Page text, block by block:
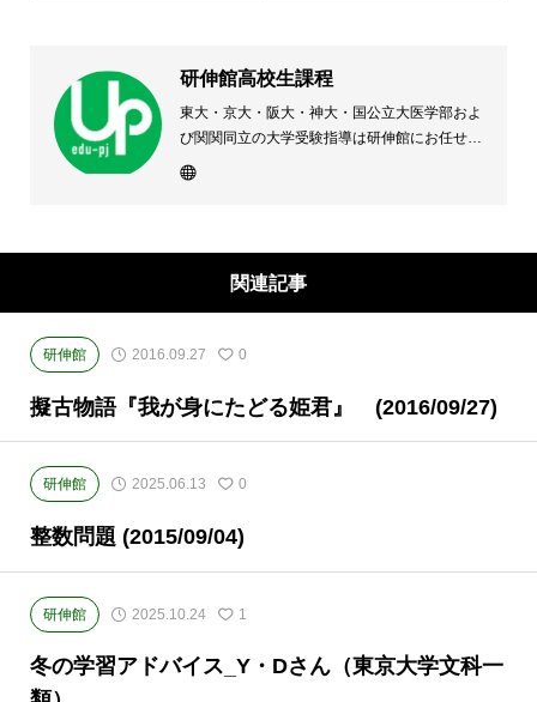
研伸館高校生課程
東大・京大・阪大・神大・国公立大医学部およ
び関関同立の大学受験指導は研伸館にお任せく
ださい。 大阪(上本町・天王寺・豊中)・兵庫
関連記事
研伸館 2016.09.27 0
擬古物語『我が身にたどる姫君』 (2016/09/27)
研伸館 2025.06.13 0
整数問題 (2015/09/04)
研伸館 2025.10.24 1
冬の学習アドバイス_Y・Dさん（東京大学文科一